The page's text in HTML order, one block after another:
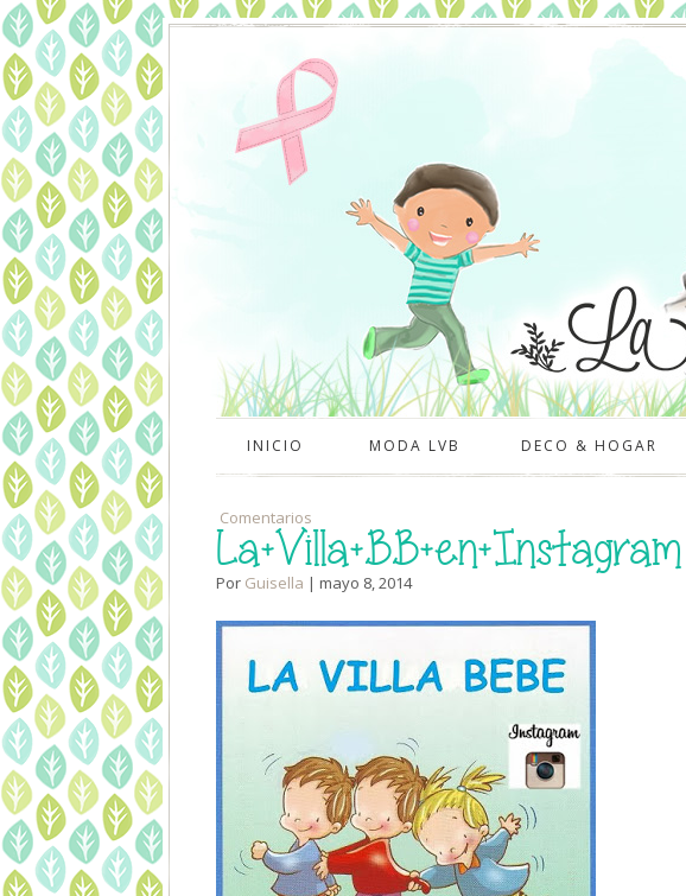
INICIO MODA LVB DECO & HOGAR
Comentarios
La+Villa+BB+en+Instagram
Por Guisella | mayo 8, 2014